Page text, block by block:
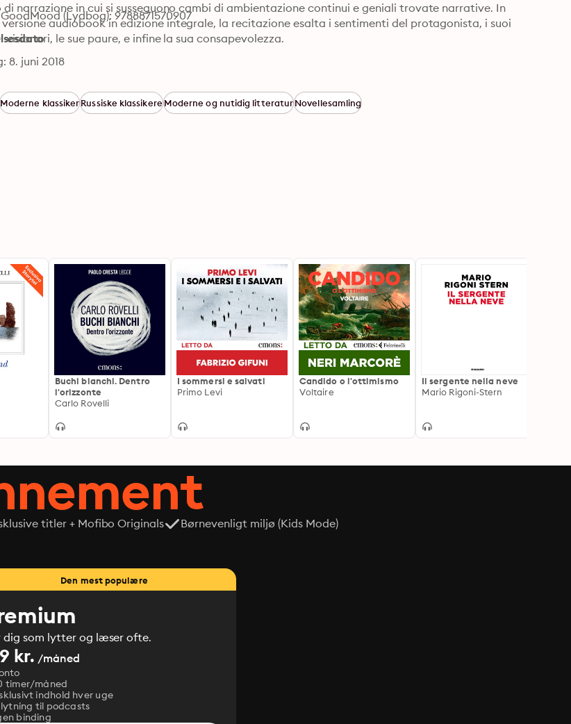
di narrazione in cui si susseguono cambi di ambientazione continui e geniali trovate narrative. In
audiobook in edizione integrale, la recitazione esalta i sentimenti del protagonista, i suoi
visionari, le sue paure, e infine la sua consapevolezza.
(Lydbog): 9788871570907
8. juni 2018
Moderne klassikerRussiske klassikereModerne og nutidig litteraturNovellesamling
Buchi bianchi. Dentro
l'orizzonte
Carlo Rovelli
I sommersi e salvati
Primo Levi
Candido o l'ottimismo
Voltaire
Il sergente nella neve
Mario Rigoni-Stern
titler + Mofibo Originals
Børnevenligt miljø (Kids Mode)
Den mest populære
dig som lytter og læser ofte.
kr. /måned
timer/måned
indhold hver uge
lytning til podcasts
binding